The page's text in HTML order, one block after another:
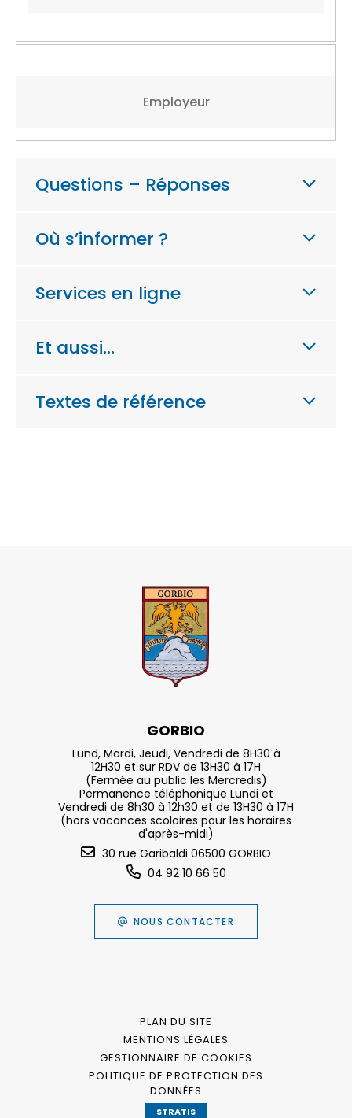
Employeur
Questions – Réponses
Où s’informer ?
Services en ligne
Et aussi…
Textes de référence
GORBIO
Lund, Mardi, Jeudi, Vendredi de 8H30 à
12H30 et sur RDV de 13H30 à 17H
(Fermée au public les Mercredis)
Permanence téléphonique Lundi et
Vendredi de 8h30 à 12h30 et de 13H30 à 17H
(hors vacances scolaires pour les horaires
d'après-midi)
30 rue Garibaldi 06500 GORBIO
04 92 10 66 50
NOUS CONTACTER
PLAN DU SITE
MENTIONS LÉGALES
GESTIONNAIRE DE COOKIES
POLITIQUE DE PROTECTION DES
DONNÉES
STRATIS